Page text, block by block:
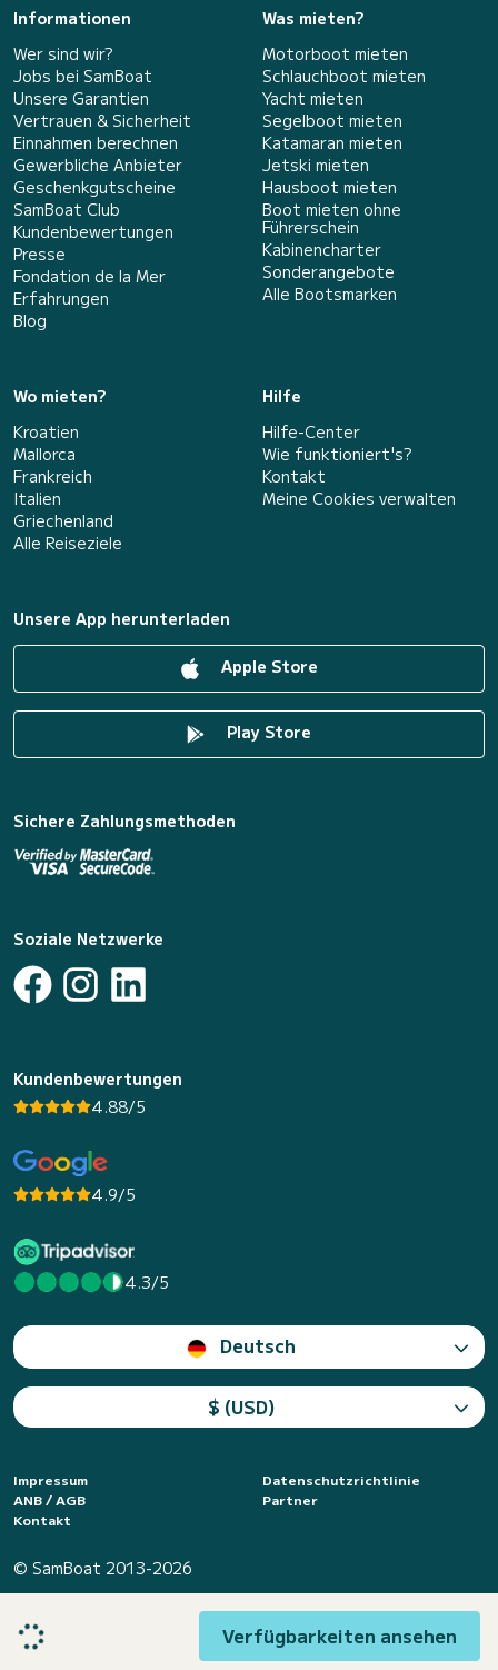
Verfügbarkeiten ansehen
Informationen
Wer sind wir?
Jobs bei SamBoat
Unsere Garantien
Vertrauen & Sicherheit
Einnahmen berechnen
Gewerbliche Anbieter
Geschenkgutscheine
SamBoat Club
Kundenbewertungen
Presse
Fondation de la Mer
Erfahrungen
Blog
Was mieten?
Motorboot mieten
Schlauchboot mieten
Yacht mieten
Segelboot mieten
Katamaran mieten
Jetski mieten
Hausboot mieten
Boot mieten ohne
Führerschein
Kabinencharter
Sonderangebote
Alle Bootsmarken
Wo mieten?
Kroatien
Mallorca
Frankreich
Italien
Griechenland
Alle Reiseziele
Hilfe
Hilfe-Center
Wie funktioniert's?
Kontakt
Meine Cookies verwalten
Unsere App herunterladen
Apple Store
Play Store
Sichere Zahlungsmethoden
Soziale Netzwerke
Kundenbewertungen
4.88/5
4.9/5
4.3/5
Deutsch
$ (USD)
Impressum
Datenschutzrichtlinie
ANB / AGB
Partner
Kontakt
© SamBoat 2013-2026